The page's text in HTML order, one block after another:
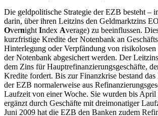
Die geldpolitische Strategie der EZB besteht –
darin, über ihren Leitzins den Geldmarktzins
Overnight Index Average) zu beeinflussen.
kurzfristige Kredite der Notenbank an
Hinterlegung oder Verpfändung von risikolosen
der Notenbank abgesichert werden. Der
dem Zins für Hauptrefinanzierungsgeschäfte,
Kredite fordert. Bis zur Finanzkrise bestand
der EZB normalerweise aus
Laufzeit von einer Woche. Sie wurden bis April
ergänzt durch Geschäfte mit dreimonatiger
Juni 2009 hat die EZB den Banken zudem